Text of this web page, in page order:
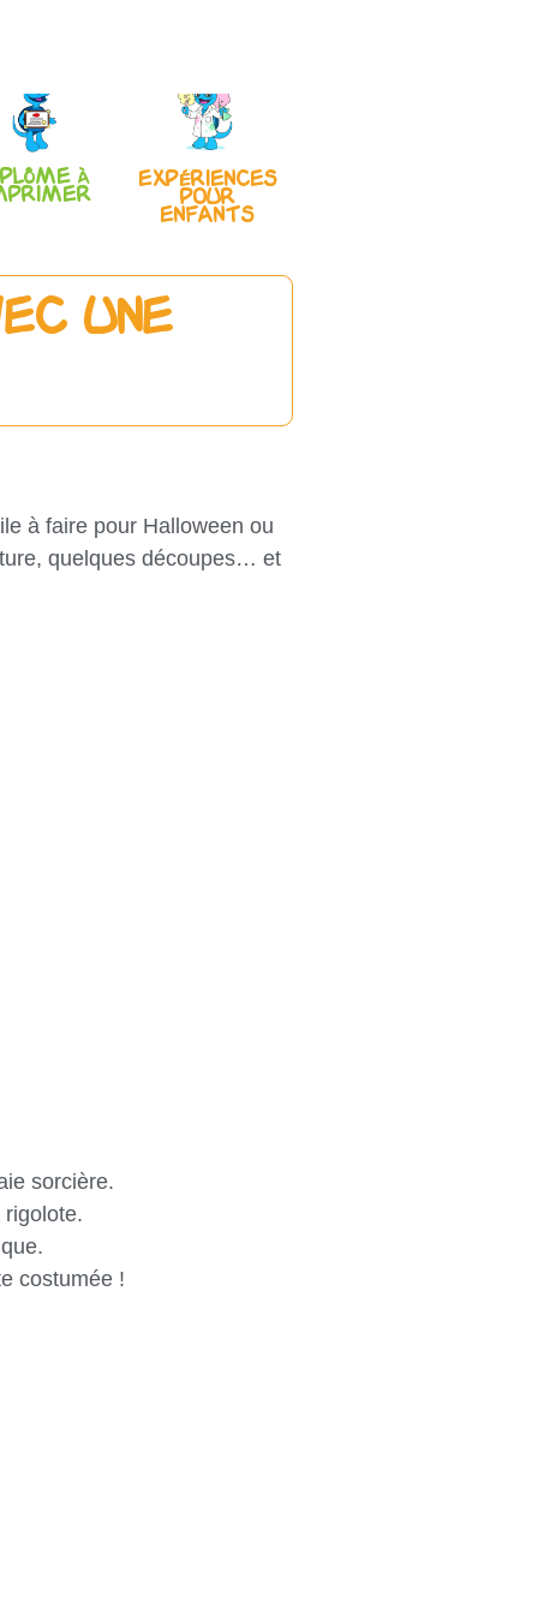
à
Expériences
pour
enfants
une
à faire pour Halloween ou
quelques découpes… et
sorcière.
costumée !